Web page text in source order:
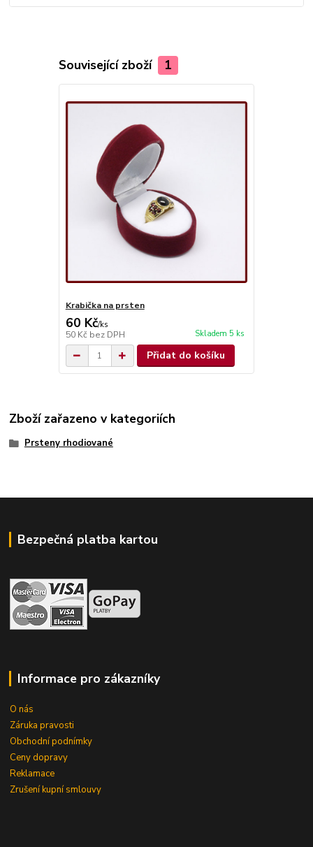
Související zboží 1
Krabička na prsten
60 Kč/ks
50 Kč bez DPH Skladem 5 ks
Přidat do košíku
Zboží zařazeno v kategoriích
Prsteny rhodiované
Bezpečná platba kartou
Informace pro zákazníky
O nás
Záruka pravosti
Obchodní podnímky
Ceny dopravy
Reklamace
Zrušení kupní smlouvy